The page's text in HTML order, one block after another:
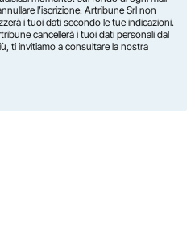
l’iscrizione. Artribune Srl non
i tuoi dati secondo le tue indicazioni.
cancellerà i tuoi dati personali dal
ti invitiamo a consultare la nostra